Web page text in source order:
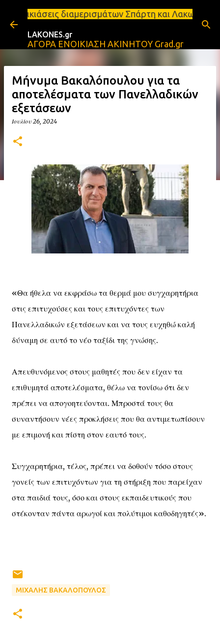
Μετάβαση στο κύριο περιεχόμενο
Σπάρτη και Λακωνία Σπάρτη -
LAKONES.gr
ΑΓΟΡΑ ΕΝΟΙΚΙΑΣΗ ΑΚΙΝΗΤΟΥ Grad.gr
Μήνυμα Βακαλόπουλου για τα
αποτελέσματα των Πανελλαδικών
εξετάσεων
Ιουλίου 26, 2024
«Θα ήθελα να εκφράσω τα θερμά μου συγχαρητήρια
στις επιτυχούσες και τους επιτυχόντες των
Πανελλαδικών εξετάσεων και να τους ευχηθώ καλή
δύναμη σε αυτό το νέο ταξίδι της γνώσης.
Απευθυνόμενος στους μαθητές που δεν είχαν τα
επιθυμητά αποτελέσματα, θέλω να τονίσω ότι δεν
πρέπει να απογοητεύονται. Μπροστά τους θα
συναντήσουν νέες προκλήσεις που θα αντιμετωπίσουν
με επιμονή και πίστη στον εαυτό τους.
Συγχαρητήρια, τέλος, πρέπει να δοθούν τόσο στους
γονείς των επιτυχόντων για τη στήριξη που παρείχαν
στα παιδιά τους, όσο και στους εκπαιδευτικούς που
στέκονταν πάντα αρωγοί και πολύτιμοι καθοδηγητές».
ΜΙΧΑΛΗΣ ΒΑΚΑΛΟΠΟΥΛΟΣ